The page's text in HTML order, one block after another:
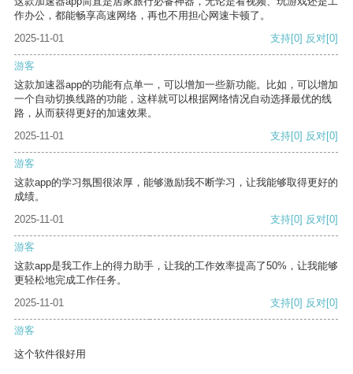
作办公，都能畅享高速网络，再也不用担心网速卡顿了。
2025-11-01
支持[0] 反对[0]
游客
这款加速器app的功能有点单一，可以增加一些新功能。比如，可以增加
一个自动切换线路的功能，这样就可以根据网络情况自动选择最优的线
路，从而获得更好的加速效果。
2025-11-01
支持[0] 反对[0]
游客
这款app的学习氛围很浓厚，能够激励我不断学习，让我能够取得更好的
成绩。
2025-11-01
支持[0] 反对[0]
游客
这款app是我工作上的得力助手，让我的工作效率提高了50%，让我能够
更轻松地完成工作任务。
2025-11-01
支持[0] 反对[0]
游客
这个软件很好用